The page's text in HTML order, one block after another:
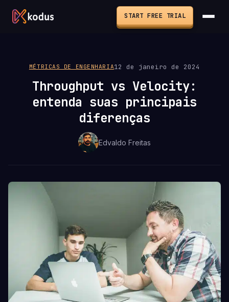
START FREE TRIAL
MÉTRICAS DE ENGENHARIA12 de janeiro de 2024
Throughput vs Velocity:
entenda suas principais
diferenças
Edvaldo Freitas